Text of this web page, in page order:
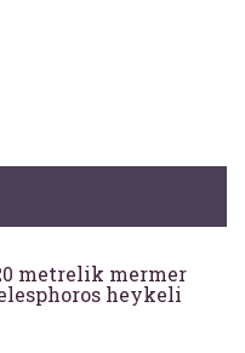
metrelik mermer
heykeli